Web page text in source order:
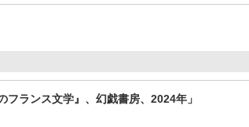
ランス文学』、幻戯書房、2024年」